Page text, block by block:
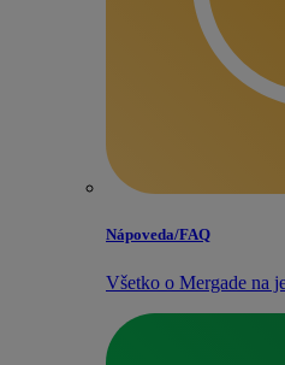
Nápoveda/​FAQ
Všetko o Mergade na